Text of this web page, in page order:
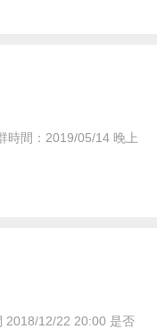
時間：2019/05/14 晚上
2018/12/22 20:00 是否